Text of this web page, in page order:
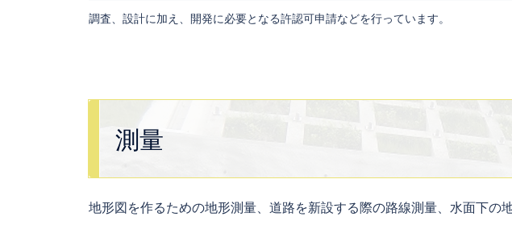
調査、設計に加え、開発に必要となる許認可申請などを行っています。
測量
地形図を作るための地形測量、道路を新設する際の路線測量、水面下の